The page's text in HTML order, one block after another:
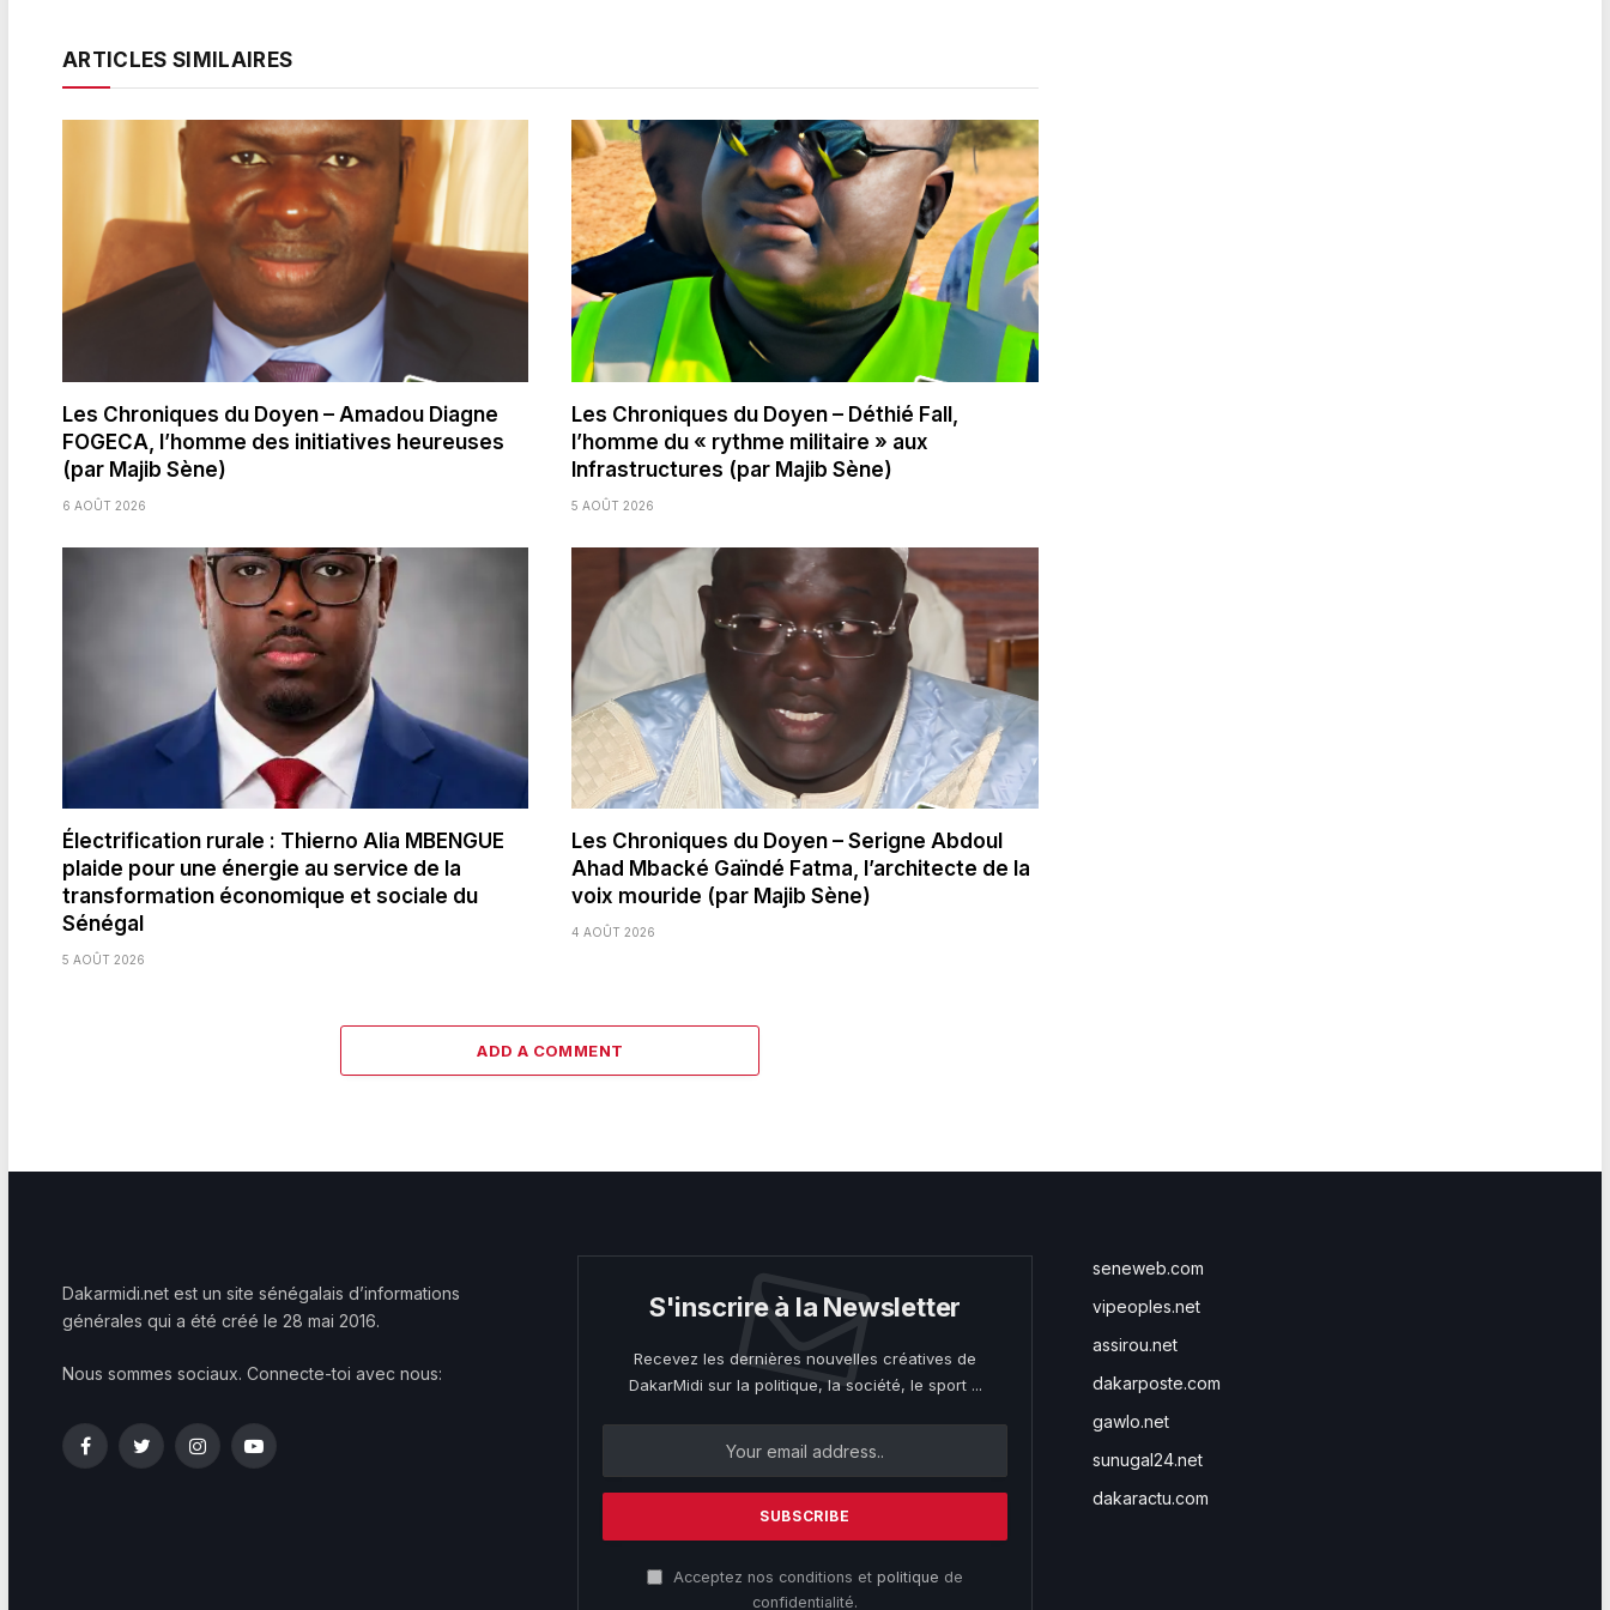
ARTICLES SIMILAIRES
Les Chroniques du Doyen – Amadou Diagne
FOGECA, l’homme des initiatives heureuses
(par Majib Sène)
6 AOÛT 2026
Les Chroniques du Doyen – Déthié Fall,
l’homme du « rythme militaire » aux
Infrastructures (par Majib Sène)
5 AOÛT 2026
Électrification rurale : Thierno Alia MBENGUE
plaide pour une énergie au service de la
transformation économique et sociale du
Sénégal
5 AOÛT 2026
Les Chroniques du Doyen – Serigne Abdoul
Ahad Mbacké Gaïndé Fatma, l’architecte de la
voix mouride (par Majib Sène)
4 AOÛT 2026
ADD A COMMENT
Dakarmidi.net est un site sénégalais d’informations
générales qui a été créé le 28 mai 2016.
Nous sommes sociaux. Connecte-toi avec nous:
FacebookTwitterInstagramYouTube
S'inscrire à la Newsletter
Recevez les dernières nouvelles créatives de
DakarMidi sur la politique, la société, le sport ...
Acceptez nos conditions et politique de
confidentialité.
seneweb.com
vipeoples.net
assirou.net
dakarposte.com
gawlo.net
sunugal24.net
dakaractu.com